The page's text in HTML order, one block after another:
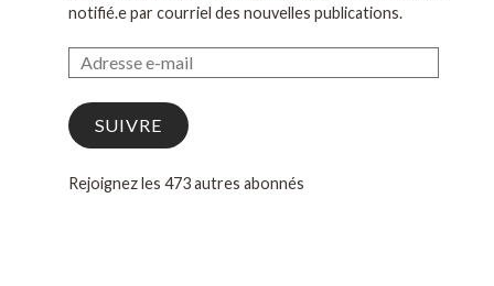
notifié.e par courriel des nouvelles publications.
SUIVRE
Rejoignez les 473 autres abonnés